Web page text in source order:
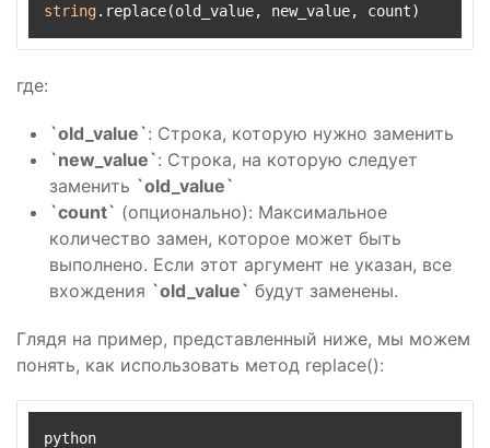
string
где:
`old_value`: Строка, которую нужно заменить
`new_value`: Строка, на которую следует
заменить `old_value`
`count` (опционально): Максимальное
количество замен, которое может быть
выполнено. Если этот аргумент не указан, все
вхождения `old_value` будут заменены.
Глядя на пример, представленный ниже, мы можем
понять, как использовать метод replace():